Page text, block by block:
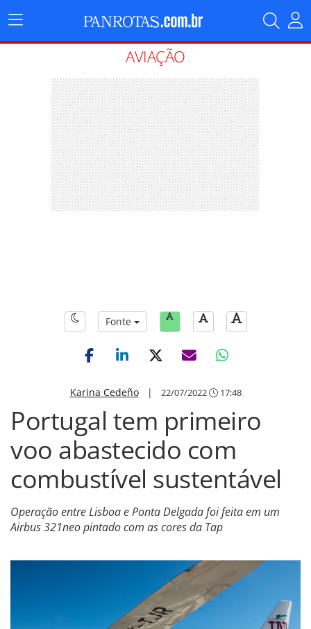
Menu
Principal
AVIAÇÃO
Fonte
Karina Cedeño| 22/07/2022 17:48
Portugal tem primeiro
voo abastecido com
combustível sustentável
Operação entre Lisboa e Ponta Delgada foi feita em um
Airbus 321neo pintado com as cores da Tap